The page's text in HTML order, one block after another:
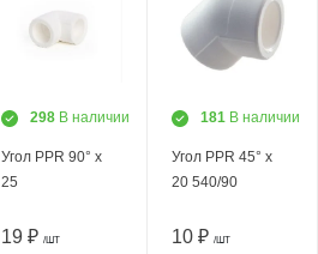
298 В наличии
Угол PPR 90° х
25
19 ₽ /ШТ
181 В наличии
Угол PPR 45° х
20 540/90
10 ₽ /ШТ